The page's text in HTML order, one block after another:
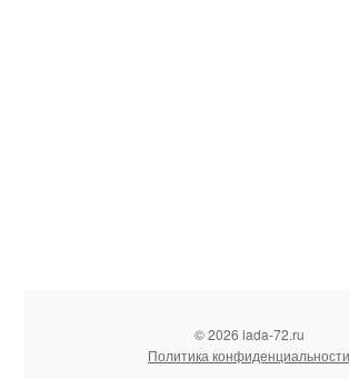
© 2026 lada-72.ru
Политика конфиденциальности